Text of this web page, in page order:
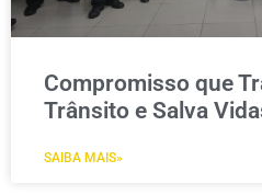
Compromisso que
Trânsito e Salva
SAIBA MAIS»